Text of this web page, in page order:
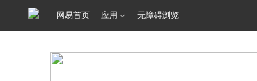
网易首页 应用 无障碍浏览